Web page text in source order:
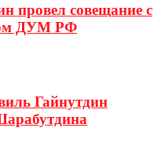
провел совещание с
ДУМ РФ
Гайнутдин